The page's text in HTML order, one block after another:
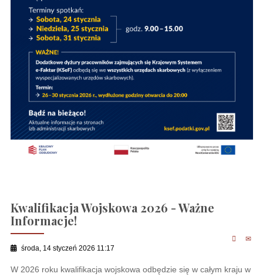
Kwalifikacja Wojskowa 2026 - Ważne
Informacje!
środa, 14 styczeń 2026 11:17
W 2026 roku kwalifikacja wojskowa odbędzie się w całym kraju w